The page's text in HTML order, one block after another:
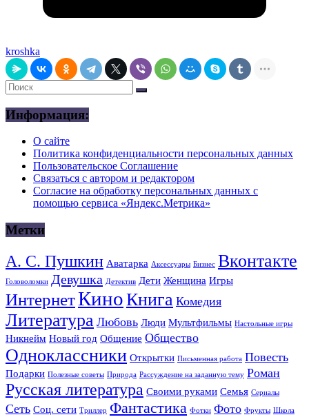
kroshka
Информация:
О сайте
Политика конфиденциальности персональных данных
Пользовательское Соглашение
Связаться с автором и редактором
Согласие на обработку персональных данных с
помощью сервиса «Яндекс.Метрика»
Метки
А. С. Пушкин Аватарка Аксессуары Бизнес Вконтакте
Головоломки Девушка Детектив Дети Женщина Игры
ИнтернетКиноКнига Комедия
Литература Любовь Люди Мультфильмы Настольные игры
Никнейм Новый год Общение Общество
Одноклассники Открытки Письменная работа Повесть
Подарки Полезные советы Природа Рассуждение на заданную тему Роман
Русская литература Своими руками Семья Сериалы
Сеть Соц. сети Триллер Фантастика Фотки Фото Фрукты Школа